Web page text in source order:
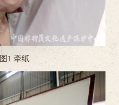
图1 牵纸